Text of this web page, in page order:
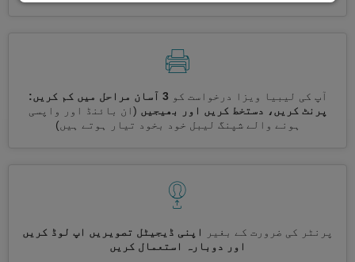
آپ کی لیبیا ویزا درخواست کو
3 آسان مراحل میں کم کریں:
پرنٹ کریں، دستخط کریں اور بھیجیں (ان بائنڈ اور واپسی
ہونے والے شپنگ لیبل خود بخود تیار ہوتے ہیں)
پرنٹر کی ضرورت کے بغیر
اپنی ڈیجیٹل تصویریں اپ لوڈ کریں
اور دوبارہ استعمال کریں